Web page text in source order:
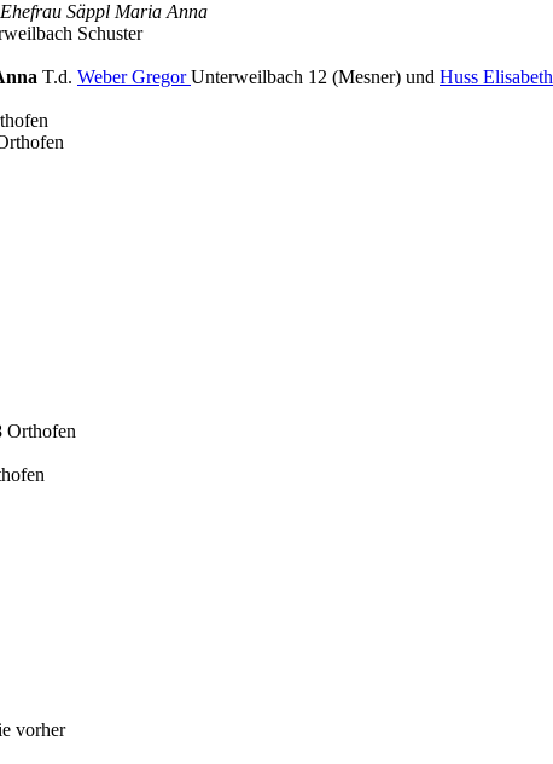
Säppl Maria Anna
Schuster
T.d. Weber GregorUnterweilbach 12 (Mesner) und Huss Elisabeth
Orthofen
vorher